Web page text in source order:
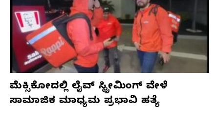
ಮೆಕ್ಸಿಕೋದಲ್ಲಿ ಲೈವ್ ಸ್ಟ್ರೀಮಿಂಗ್ ವೇಳೆ
ಸಾಮಾಜಿಕ ಮಾಧ್ಯಮ ಪ್ರಭಾವಿ ಹತ್ಯೆ